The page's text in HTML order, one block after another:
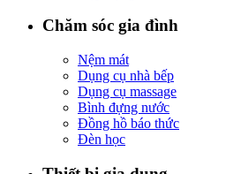
Chăm sóc gia đình
Nệm mát
Dụng cụ nhà bếp
Dụng cụ massage
Bình đựng nước
Đồng hồ báo thức
Đèn học